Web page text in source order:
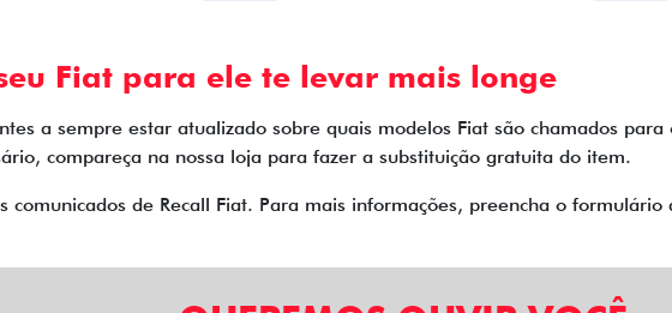
Fiat para ele te levar mais longe
a sempre estar atualizado sobre quais modelos Fiat são chamados
compareça na nossa loja para fazer a substituição gratuita do item.
comunicados de Recall Fiat. Para mais informações, preencha o